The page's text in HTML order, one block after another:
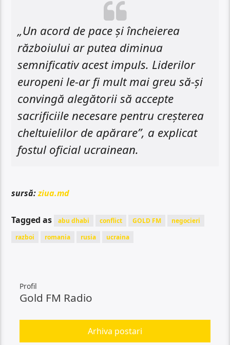
„Un acord de pace și încheierea
războiului ar putea diminua
semnificativ acest impuls. Liderilor
europeni le-ar fi mult mai greu să-și
convingă alegătorii să accepte
sacrificiile necesare pentru creșterea
cheltuielilor de apărare”, a explicat
fostul oficial ucrainean.
sursă:ziua.md
Tagged as abu dhabi conflict GOLD FM
negocieri
razboi
romania rusia ucraina
Profil
Gold FM Radio
Arhiva postari